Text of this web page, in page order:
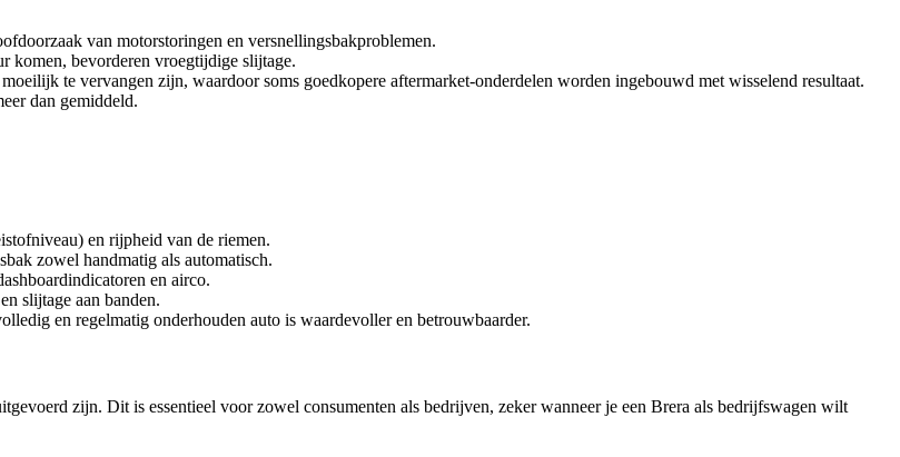
van motorstoringen en versnellingsbakproblemen.
komen, bevorderen vroegtijdige slijtage.
te vervangen zijn, waardoor soms goedkopere aftermarket-onderdelen worden ingebouwd met wisselend resultaat.
dan gemiddeld.
en rijpheid van de riemen.
zowel handmatig als automatisch.
en airco.
slijtage aan banden.
en regelmatig onderhouden auto is waardevoller en betrouwbaarder.
zijn. Dit is essentieel voor zowel consumenten als bedrijven, zeker wanneer je een Brera als bedrijfswagen wilt